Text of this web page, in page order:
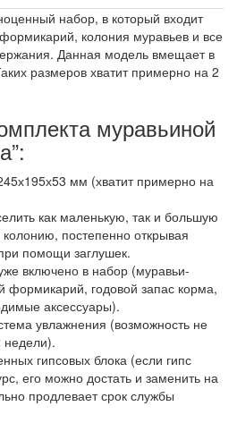
набор, в который входит
колония муравьев и все
Данная модель вмещает в
размеров хватит примерно на 2
муравьиной
мм (хватит примерно на
как маленькую, так и большую
постепенно открывая
помощи заглушек.
включено в набор (муравьи-
годовой запас корма,
аксессуары).
увлажнения (возможность не
гипсовых блока (если гипс
его можно достать и заменить на
продлевает срок службы